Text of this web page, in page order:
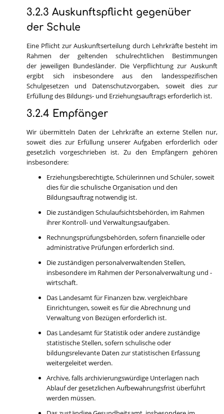
3.2.3 Auskunftspflicht gegenüber
der Schule
Eine Pflicht zur Auskunftserteilung durch Lehrkräfte besteht im
Rahmen der geltenden schulrechtlichen Bestimmungen
der jeweiligen Bundesländer. Die Verpflichtung zur Auskunft
ergibt sich insbesondere aus den landesspezifischen
Schulgesetzen und Datenschutzvorgaben, soweit dies zur
Erfüllung des Bildungs- und Erziehungsauftrags erforderlich ist.
3.2.4 Empfänger
Wir übermitteln Daten der Lehrkräfte an externe Stellen nur,
soweit dies zur Erfüllung unserer Aufgaben erforderlich oder
gesetzlich vorgeschrieben ist. Zu den Empfängern gehören
insbesondere:
Erziehungsberechtigte, Schülerinnen und Schüler, soweit
dies für die schulische Organisation und den
Bildungsauftrag notwendig ist.
Die zuständigen Schulaufsichtsbehörden, im Rahmen
ihrer Kontroll- und Verwaltungsaufgaben.
Rechnungsprüfungsbehörden, sofern finanzielle oder
administrative Prüfungen erforderlich sind.
Die zuständigen personalverwaltenden Stellen,
insbesondere im Rahmen der Personalverwaltung und -
wirtschaft.
Das Landesamt für Finanzen bzw. vergleichbare
Einrichtungen, soweit es für die Abrechnung und
Verwaltung von Bezügen erforderlich ist.
Das Landesamt für Statistik oder andere zuständige
statistische Stellen, sofern schulische oder
bildungsrelevante Daten zur statistischen Erfassung
weitergeleitet werden.
Archive, falls archivierungswürdige Unterlagen nach
Ablauf der gesetzlichen Aufbewahrungsfrist überführt
werden müssen.